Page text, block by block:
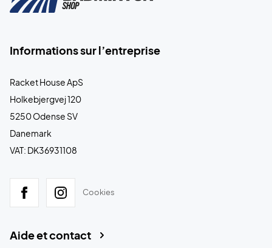
Informations sur l’entreprise
Racket House ApS
Holkebjergvej 120
5250 Odense SV
Danemark
VAT: DK36931108
Cookies
Aide et contact